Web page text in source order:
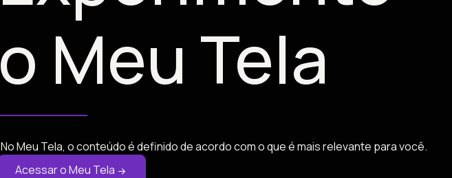
o Meu Tela
No Meu Tela, o conteúdo é definido de acordo com o que é mais relevante para você.
Acessar o Meu Tela